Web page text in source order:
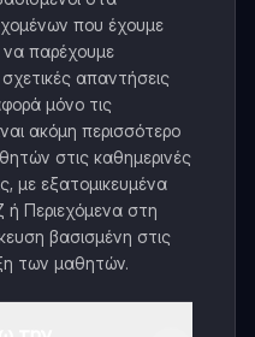
που έχουμε
παρέχουμε
απαντήσεις
μόνο τις
ακόμη περισσότερο
στις καθημερινές
με εξατομικευμένα
ή Περιεχόμενα στη
βασισμένη στις
των μαθητών.